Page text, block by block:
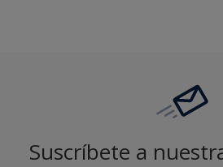
Suscríbete a